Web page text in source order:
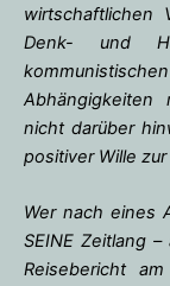
wirtschaftlichen
Denk- und
nicht darüber
positiver Wille
Wer nach eines
SEINE Zeitlang
Reisebericht